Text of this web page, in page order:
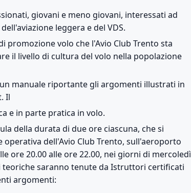
giovani e meno giovani, interessati ad
leggera e del VDS.
promozione volo che l'Avio Club Trento sta
il livello di cultura del volo nella popolazione
manuale riportante gli argomenti illustrati in
Il
e in parte pratica in volo.
della durata di due ore ciascuna, che si
dell'Avio Club Trento, sull'aeroporto
ore 20.00 alle ore 22.00, nei giorni di mercoledì
saranno tenute da Istruttori certificati
argomenti: